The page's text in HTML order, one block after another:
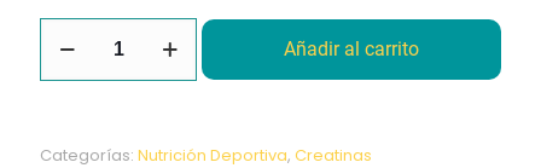
Premium
Crystalpure
cantidad
Añadir al carrito
Categorías: Nutrición Deportiva, Creatinas